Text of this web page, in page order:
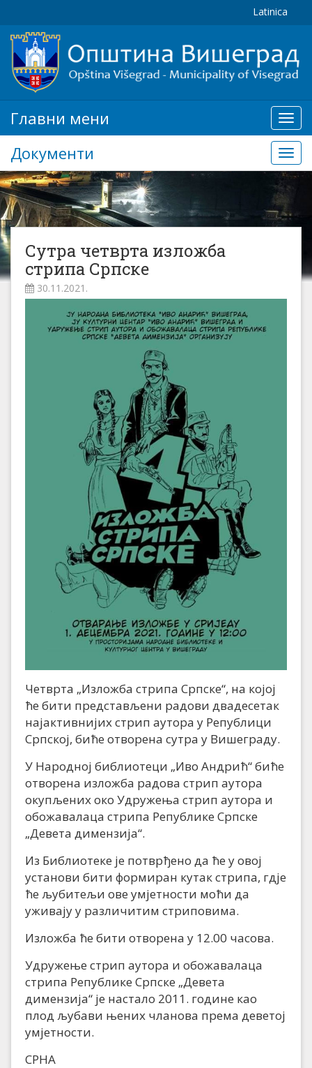
Latinica
мени
Главни мени
Документи
Сутра четврта изложба
стрипа Српске
30.11.2021.
Четврта „Изложба стрипа Српске“, на којој
ће бити представљени радови двадесетак
најактивнијих стрип аутора у Републици
Српској, биће отворена сутра у Вишеграду.
У Народној библиотеци „Иво Андрић“ биће
отворена изложба радова стрип аутора
окупљених око Удружења стрип аутора и
обожавалаца стрипа Републике Српске
„Девета димензија“.
Из Библиотеке је потврђено да ће у овој
установи бити формиран кутак стрипа, гдје
ће љубитељи ове умјетности моћи да
уживају у различитим стриповима.
Изложба ће бити отворена у 12.00 часова.
Удружење стрип аутора и обожавалаца
стрипа Републике Српске „Девета
димензија“ је настало 2011. године као
плод љубави њених чланова према деветој
умјетности.
СРНА